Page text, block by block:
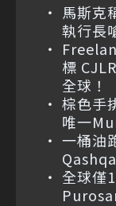
馬斯克
執行長
標
全球！
棕色手
唯一
一桶油
全球僅